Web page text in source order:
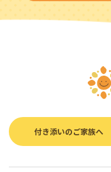
付き添いのご家族へ